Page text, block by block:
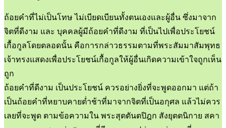
ถ้อยคำที่ไม่เป็นโทษ ไม่เบียดเบียนทั้งตนเองและผู้อื่น ซึ่งมาจาก
จิตที่ดีงาม และ บุคคลผู้มีถ้อยคำที่ดีงาม ที่เป็นไปเพื่อประโยชน์
เกื้อกูลโดยตลอดนั้น คือการกล่าวธรรมตามที่พระสัมมาสัมพุทธ
เจ้าทรงแสดงเพื่อประโยชน์เกื้อกูลให้ผู้อื่นเกิดความเข้าใจถูกเห็น
ถูก
ถ้อยคำที่ดีงาม เป็นประโยชน์ ควรอย่างยิ่งที่จะพูดออกมา แต่ถ้า
เป็นถ้อยคำที่หยาบคายต่ำช้าที่มาจากจิตที่เป็นอกุศล แล้วไม่ควร
เลยที่จะพูด ตามข้อความใน พระสุตตันตปิฎก สังยุตตนิกาย สคา